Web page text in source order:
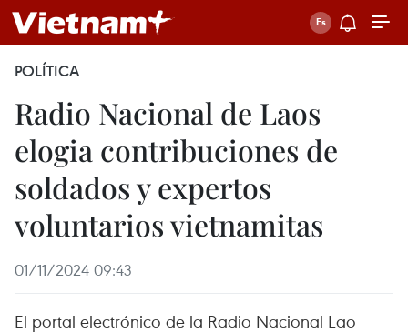
POLÍTICA
Radio Nacional de Laos
elogia contribuciones de
soldados y expertos
voluntarios vietnamitas
01/11/2024 09:43
El portal electrónico de la Radio Nacional Lao